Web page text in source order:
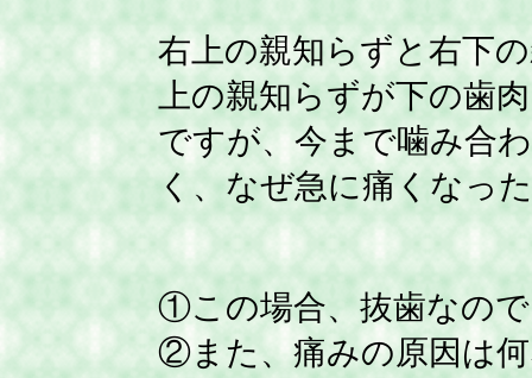
右上の親知らずと右下
上の親知らずが下の歯
ですが、今まで噛み合
く、なぜ急に痛くなっ
①この場合、抜歯なの
②また、痛みの原因は